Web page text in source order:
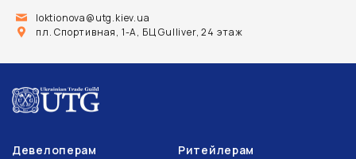
loktionova@utg.kiev.ua
пл. Спортивная, 1-А, БЦ Gulliver, 24 этаж
Девелоперам Ритейлерам